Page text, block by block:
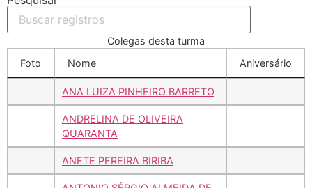
Colegas desta turma
Foto
Nome Aniversário
ANA LUIZA PINHEIRO BARRETO
ANDRELINA DE OLIVEIRA
QUARANTA
ANETE PEREIRA BIRIBA